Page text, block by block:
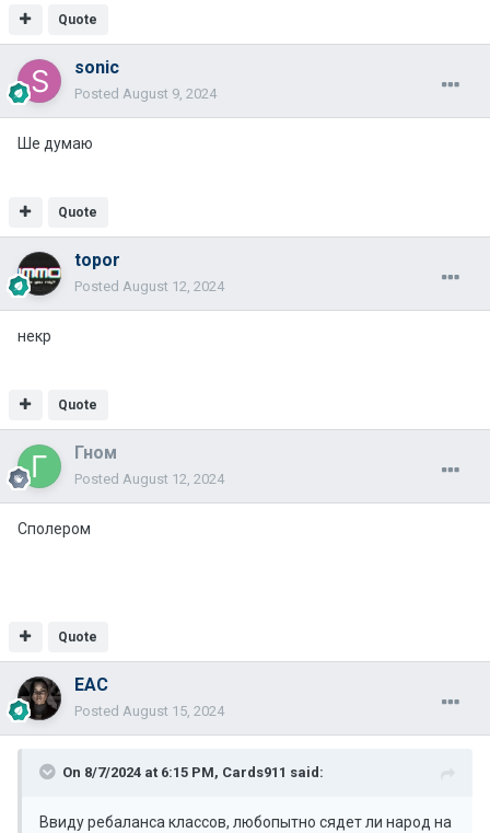
Quote
sonic
Posted August 9, 2024
Ше думаю
Quote
topor
Posted August 12, 2024
некр
Quote
Гном
Posted August 12, 2024
Сполером
Quote
EAC
Posted August 15, 2024
On 8/7/2024 at 6:15 PM, Cards911 said:
Ввиду ребаланса классов, любопытно сядет ли народ на